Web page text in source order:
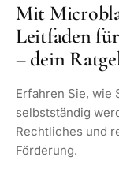
Mit
Leitfaden
– dein
Erfahren Sie, wie
selbstständig
Rechtliches und
Förderung.